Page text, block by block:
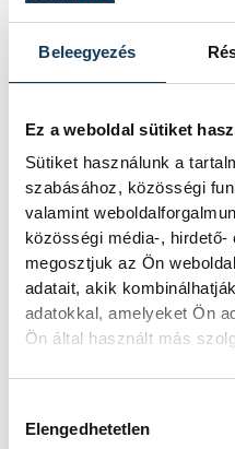
Beleegyezés
Ez a weboldal sütiket
Sütiket használunk a
szabásához, közösségi
valamint
közösségi média-,
megosztjuk az Ön
adatait, akik
adatokkal, amelyeket Ön
Ön által használt más
Elengedhetetlen
Bizottság:Csik
Az önkormányzat
Hartmann Ferencet
választották meg.
Az Észak-Balatoni
Települési
Önkormányzati
Czaun János helyére